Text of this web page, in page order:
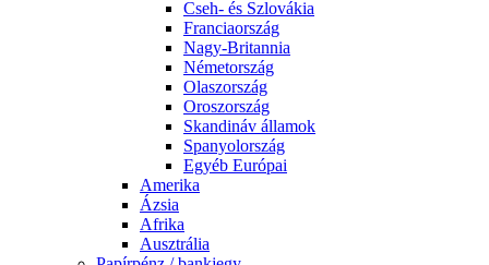
Cseh- és Szlovákia
Franciaország
Nagy-Britannia
Németország
Olaszország
Oroszország
Skandináv államok
Spanyolország
Egyéb Európai
Amerika
Ázsia
Afrika
Ausztrália